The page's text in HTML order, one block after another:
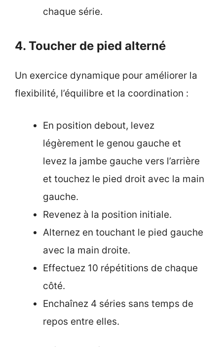
chaque série.
4. Toucher de pied alterné
Un exercice dynamique pour améliorer la
flexibilité, l’équilibre et la coordination :
En position debout, levez
légèrement le genou gauche et
levez la jambe gauche vers l’arrière
et touchez le pied droit avec la main
gauche.
Revenez à la position initiale.
Alternez en touchant le pied gauche
avec la main droite.
Effectuez 10 répétitions de chaque
côté.
Enchaînez 4 séries sans temps de
repos entre elles.